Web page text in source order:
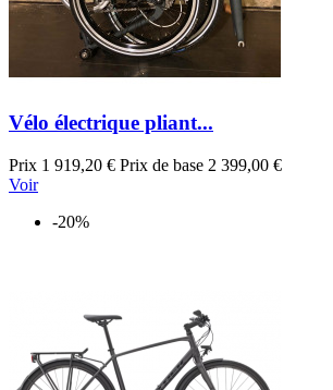
Vélo électrique pliant...
Prix 1 919,20 € Prix de base 2 399,00 €
Voir
-20%